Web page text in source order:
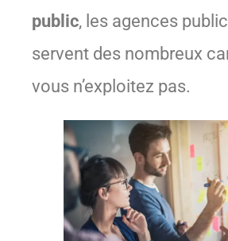
public, les agences
servent des nombreux
vous n’exploitez pas.